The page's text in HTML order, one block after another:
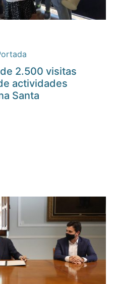
2.500 visitas
actividades
Santa